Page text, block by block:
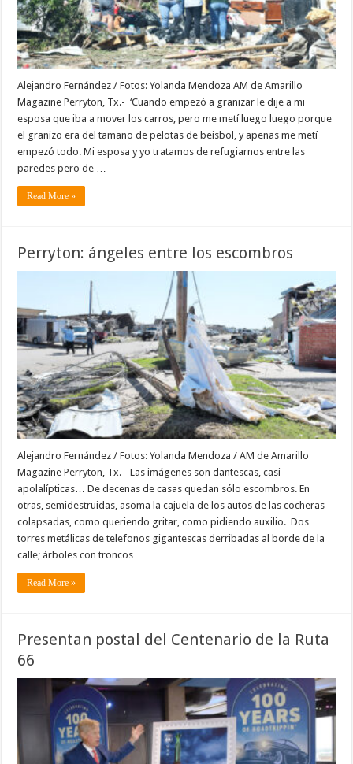
Alejandro Fernández / Fotos: Yolanda Mendoza AM de Amarillo
Magazine Perryton, Tx.- ‘Cuando empezó a granizar le dije a mi
esposa que iba a mover los carros, pero me metí luego luego porque
el granizo era del tamaño de pelotas de beisbol, y apenas me metí
empezó todo. Mi esposa y yo tratamos de refugiarnos entre las
paredes pero de …
Read More »
Perryton: ángeles entre los escombros
Alejandro Fernández / Fotos: Yolanda Mendoza / AM de Amarillo
Magazine Perryton, Tx.- Las imágenes son dantescas, casi
apolalípticas… De decenas de casas quedan sólo escombros. En
otras, semidestruidas, asoma la cajuela de los autos de las cocheras
colapsadas, como queriendo gritar, como pidiendo auxilio. Dos
torres metálicas de telefonos gigantescas derribadas al borde de la
calle; árboles con troncos …
Read More »
Presentan postal del Centenario de la Ruta
66